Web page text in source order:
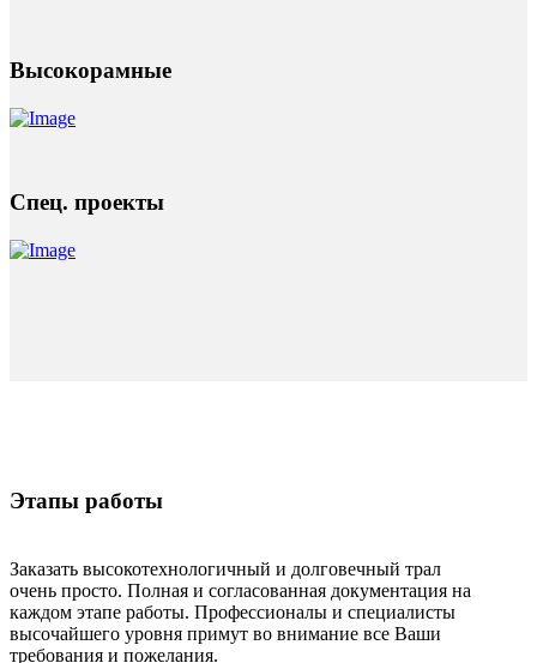
Высокорамные
Спец. проекты
Этапы работы
Заказать высокотехнологичный и долговечный трал
очень просто. Полная и согласованная документация на
каждом этапе работы. Профессионалы и специалисты
высочайшего уровня примут во внимание все Ваши
требования и пожелания.